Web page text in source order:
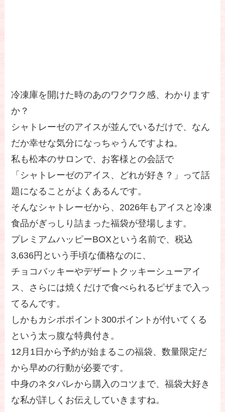
冷凍庫を開けた時のあのワクワク感、わかります
か？
シャトレーゼのアイスが並んでいるだけで、なん
だか幸せな気分になっちゃうんですよね。
私も松本のサロンで、お客様との会話で
「シャトレーゼのアイス、どれが好き？」って話
題になることがよくあるんです。
そんなシャトレーゼから、2026年もアイスと冷凍
食品がぎっしり詰まった福袋が登場します。
プレミアムハッピーBOXという名前で、税込
3,636円という手頃な価格なのに、
チョコバッキーやデザートクッキーシューアイ
ス、さらには焼くだけで食べられるピザまで入っ
てるんです。
しかもカシポポイント300ポイントが付いてくる
という太っ腹な特典付き。
12月1日から予約が始まるこの福袋、数量限定だ
から早めの行動が必要です。
中身のネタバレから購入のコツまで、福袋大好き
な私が詳しくお伝えしていきますね。